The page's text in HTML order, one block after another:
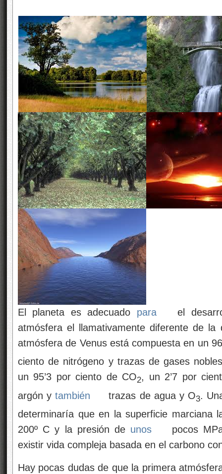
El planeta es adecuado para
el
atmósfera el llamativamente diferente de
atmósfera de Venus está compuesta en un
ciento de nitrógeno y trazas de gases
un 95’3 por ciento de CO2, un 2’7 por
argón ytambién trazas de agua y O3.
determinaría que en la superficie marciana
200º C y la presión de unos
pocos
existir vida compleja basada en el carbono
Hay pocas dudas de que la primera